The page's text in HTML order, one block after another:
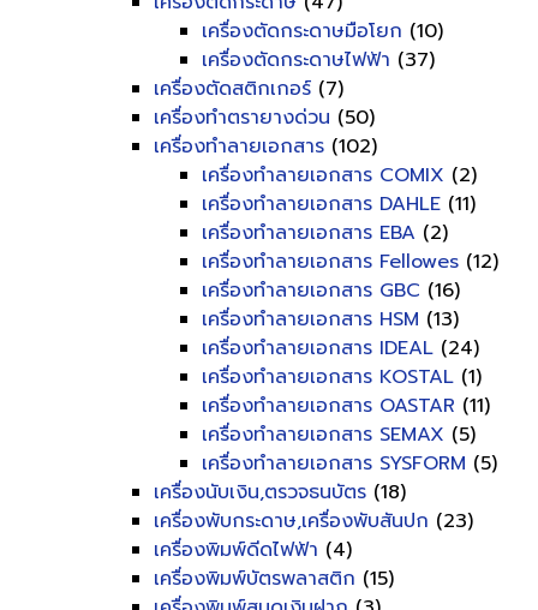
เครื่องตัดกระดาษมือโยก (10)
เครื่องตัดกระดาษไฟฟ้า (37)
เครื่องตัดสติกเกอร์ (7)
เครื่องทำตรายางด่วน (50)
เครื่องทำลายเอกสาร (102)
เครื่องทำลายเอกสาร COMIX (2)
เครื่องทำลายเอกสาร DAHLE (11)
เครื่องทำลายเอกสาร EBA (2)
เครื่องทำลายเอกสาร Fellowes (12)
เครื่องทำลายเอกสาร GBC (16)
เครื่องทำลายเอกสาร HSM (13)
เครื่องทำลายเอกสาร IDEAL (24)
เครื่องทำลายเอกสาร KOSTAL (1)
เครื่องทำลายเอกสาร OASTAR (11)
เครื่องทำลายเอกสาร SEMAX (5)
เครื่องทำลายเอกสาร SYSFORM (5)
เครื่องนับเงิน,ตรวจธนบัตร (18)
เครื่องพับกระดาษ,เครื่องพับสันปก (23)
เครื่องพิมพ์ดีดไฟฟ้า (4)
เครื่องพิมพ์บัตรพลาสติก (15)